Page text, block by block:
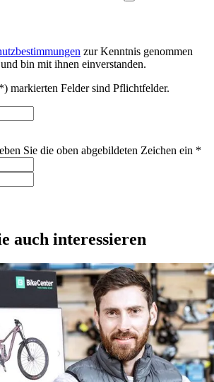
zur Kenntnis genommen
und bin mit ihnen einverstanden.
markierten Felder sind Pflichtfelder.
Sie die oben abgebildeten Zeichen ein *
auch interessieren